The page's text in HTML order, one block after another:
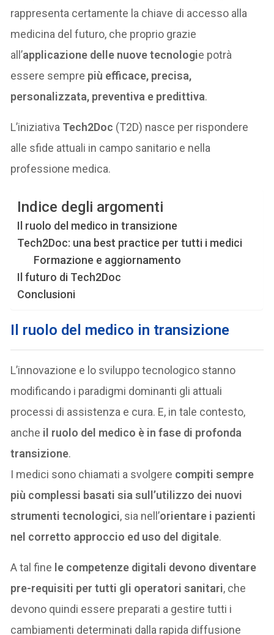
rappresenta certamente la chiave di accesso alla
medicina del futuro, che proprio grazie
all’applicazione delle nuove tecnologie potrà
essere sempre più efficace, precisa,
personalizzata, preventiva e predittiva.
L’iniziativa Tech2Doc (T2D) nasce per rispondere
alle sfide attuali in campo sanitario e nella
professione medica.
Indice degli argomenti
Il ruolo del medico in transizione
Tech2Doc: una best practice per tutti i medici
Formazione e aggiornamento
Il futuro di Tech2Doc
Conclusioni
Il ruolo del medico in transizione
L’innovazione e lo sviluppo tecnologico stanno
modificando i paradigmi dominanti gli attuali
processi di assistenza e cura. E, in tale contesto,
anche il ruolo del medico è in fase di profonda
transizione.
I medici sono chiamati a svolgere compiti sempre
più complessi basati sia sull’utilizzo dei nuovi
strumenti tecnologici, sia nell’orientare i pazienti
nel corretto approccio ed uso del digitale.
A tal fine le competenze digitali devono diventare
pre-requisiti per tutti gli operatori sanitari, che
devono quindi essere preparati a gestire tutti i
cambiamenti determinati dalla rapida diffusione